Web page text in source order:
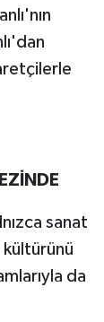
sanat
da